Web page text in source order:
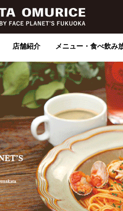
店舗紹介 メニュー・食べ飲み